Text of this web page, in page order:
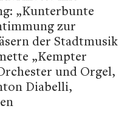
„Kunterbunte
zur
der Stadtmusik
„Kempter
und Orgel,
Diabelli,